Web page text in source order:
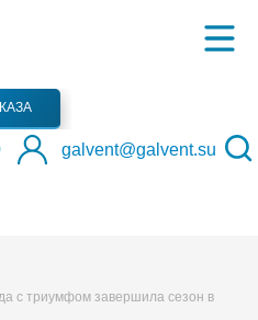
galvent@galvent.su
с триумфом завершила сезон в